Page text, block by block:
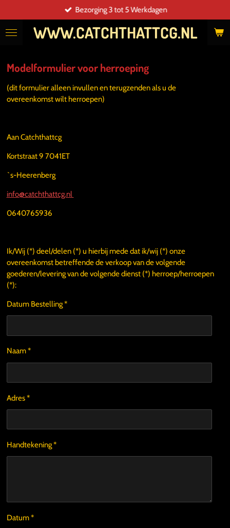
direct
naar
WWW.CATCHTHATTCG.NL
Bezorging 3 tot 5 Werkdagen
Modelformulier voor herroeping
(dit formulier alleen invullen en terugzenden als u de
overeenkomst wilt herroepen)
Aan Catchthattcg
Kortstraat 9 7041ET
`s-Heerenberg
info@catchthattcg.nl
0640765936
Ik/Wij (*) deel/delen (*) u hierbij mede dat ik/wij (*) onze
overeenkomst betreffende de verkoop van de volgende
goederen/levering van de volgende dienst (*) herroep/herroepen
(*):
Datum Bestelling *
Naam *
Adres *
Handtekening *
Datum *